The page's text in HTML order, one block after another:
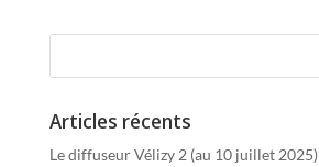
Articles récents
Le diffuseur Vélizy 2 (au 10 juillet 2025)